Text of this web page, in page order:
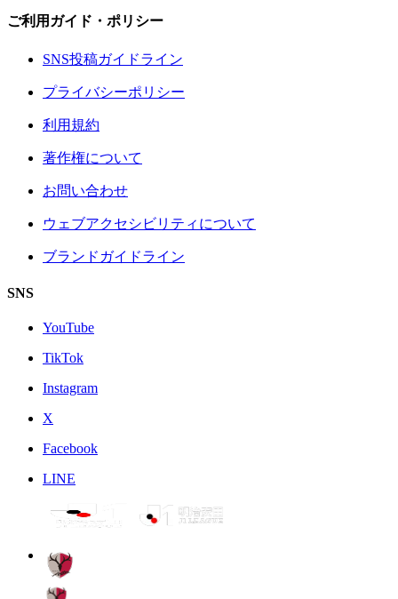
ご利用ガイド・ポリシー
SNS投稿ガイドライン
プライバシーポリシー
利用規約
著作権について
お問い合わせ
ウェブアクセシビリティについて
ブランドガイドライン
SNS
YouTube
TikTok
Instagram
X
Facebook
LINE